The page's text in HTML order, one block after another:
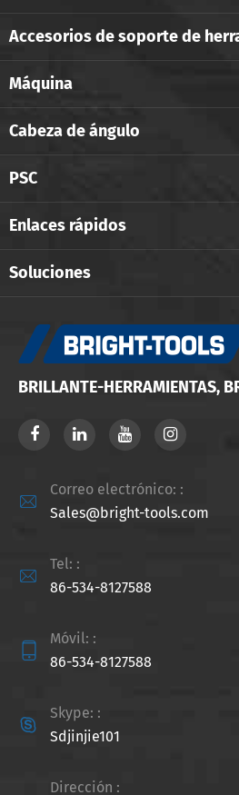
Accesorios de soporte de
Máquina
Cabeza de ángulo
PSC
Enlaces rápidos
Soluciones
BRILLANTE-HERRAMIENTAS,

Correo electrónico: :
Sales@bright-tools.com

Tel: :
86-534-8127588

Móvil: :
86-534-8127588

Skype: :
Sdjinjie101
Dirección :